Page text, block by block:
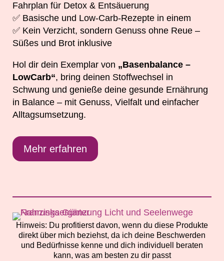
Fahrplan für Detox & Entsäuerung
✅ Basische und Low-Carb-Rezepte in einem
✅ Kein Verzicht, sondern Genuss ohne Reue –
Süßes und Brot inklusive
Hol dir dein Exemplar von „Basenbalance –
LowCarb“, bring deinen Stoffwechsel in
Schwung und genieße deine gesunde Ernährung
in Balance – mit Genuss, Vielfalt und einfacher
Alltagsumsetzung.
Mehr erfahren
Hinweis: Du profitierst davon, wenn du diese Produkte
direkt über mich beziehst, da ich deine Beschwerden
und Bedürfnisse kenne und dich individuell beraten
kann, was am besten zu dir passt